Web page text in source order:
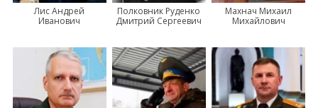
Лис Андрей
Иванович
Полковник Руденко
Дмитрий Сергеевич
Махнач Михаил
Михайлович